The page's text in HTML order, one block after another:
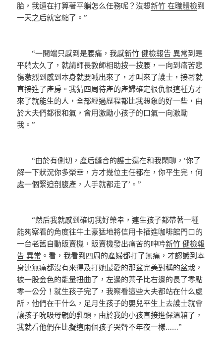
胎，我還在打算著平躺怎么任務呢？沒想新竹 在職體檢到
一天之后就宮縮了。”
“一開端只感到是腰痛，我感新竹 健檢報告 異常到是
平躺太久了，就請師長教師相助按一按腰，一向到痛苦悲
傷激烈到感到本身就要喊出來了，才叫來了護士，接著就
直接進了產房。我猜四周待產的產婦確定很仇恨這種方才
來了就能生的人，全部經過歷程都比我想象的好一些，由
於大夫們都很和氣，會用激勵小孩子的口氣一向激勵
我。”
“由於有側切，產后縫合的護士還在和我閑聊，‘你了
解一下狀況你多榮幸，方才幾位主任都在，你平生完，何
處一個緊迫剖腹產，人手就都走了’。”
“然后我就感到確切我好榮幸，連生孩子都帶著一種
能夠察看的角度往牛土豪猛地將信用卡插進咖啡館門口的
一台老舊自動販賣機，販賣機發出痛苦的呻吟新竹 健檢報
告 異常 。看，我看到四周的產婦都打了無痛，才認識到本
身連無痛都沒有來得及打她最愛的那盆完美對稱的盆栽，
被一股金色的能量扭曲了，左邊的葉子比右邊的長了零點
零一公分！就生孩子完了，我察看這些大夫都站在什么處
所，他們在干什么，足月生孩子的嬰兒平生上去護士就會
讓孩子吮吸母親的乳頭，由於我的小孩直接進保溫箱了，
我就看他們在比擬這兩個孩子哭聲不年夜一樣……”